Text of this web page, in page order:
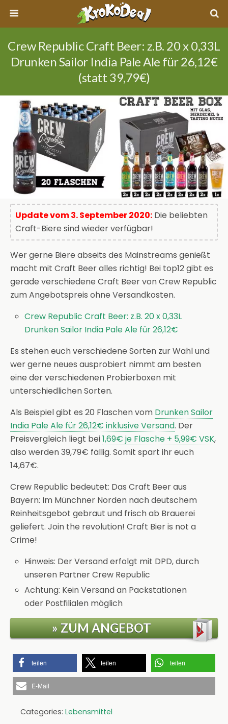
Crew Republic Craft Beer: z.B. 20 x 0,33L
Drunken Sailor India Pale Ale für 26,12€
(statt 39,79€)
Update vom 3. September 2020: Die beliebten
Craft-Biere sind wieder verfügbar!
Wer gerne Biere abseits des Mainstreams genießt
macht mit Craft Beer alles richtig! Bei top12 gibt es
gerade verschiedene Craft Beer von Crew Republic
zum Angebotspreis ohne Versandkosten.
Crew Republic Craft Beer: z.B. 20 x 0,33L
Drunken Sailor India Pale Ale für 26,12€
Es stehen euch verschiedene Sorten zur Wahl und
wer gerne neues ausprobiert nimmt am besten
eine der verschiedenen Probierboxen mit
unterschiedlichen Sorten.
Als Beispiel gibt es 20 Flaschen vom Drunken Sailor
India Pale Ale für 26,12€ inklusive Versand. Der
Preisvergleich liegt bei1,69€ je Flasche + 5,99€ VSK,
also werden 39,79€ fällig. Somit spart ihr euch
14,67€.
Crew Republic bedeutet: Das Craft Beer aus
Bayern: Im Münchner Norden nach deutschem
Reinheitsgebot gebraut und frisch ab Brauerei
geliefert. Join the revolution! Craft Bier is not a
Crime!
Hinweis: Der Versand erfolgt mit DPD, durch
unseren Partner Crew Republic
Achtung: Kein Versand an Packstationen
oder Postfilialen möglich
» ZUM ANGEBOT
teilen teilen teilen
E-Mail
Categories: Lebensmittel